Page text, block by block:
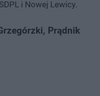
i Nowej Lewicy.
Prądnik